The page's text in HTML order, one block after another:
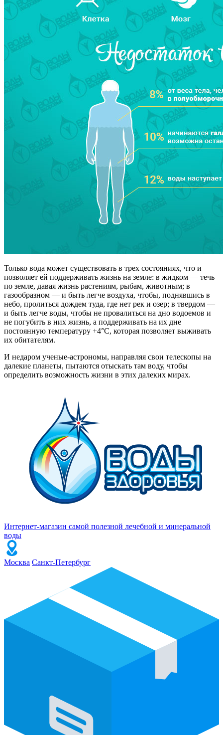
Только вода может существовать в трех состояниях, что и
позволяет ей поддерживать жизнь на земле: в жидком — течь
по земле, давая жизнь растениям, рыбам, животным; в
газообразном — и быть легче воздуха, чтобы, поднявшись в
небо, пролиться дождем туда, где нет рек и озер; в твердом —
и быть легче воды, чтобы не провалиться на дно водоемов и
не погубить в них жизнь, а поддерживать на их дне
постоянную температуру +4°С, которая позволяет выживать
их обитателям.
И недаром ученые-астрономы, направляя свои телескопы на
далекие планеты, пытаются отыскать там воду, чтобы
определить возможность жизни в этих далеких мирах.
Интернет-магазин самой полезной лечебной и минеральной
воды
Москва Санкт-Петербург